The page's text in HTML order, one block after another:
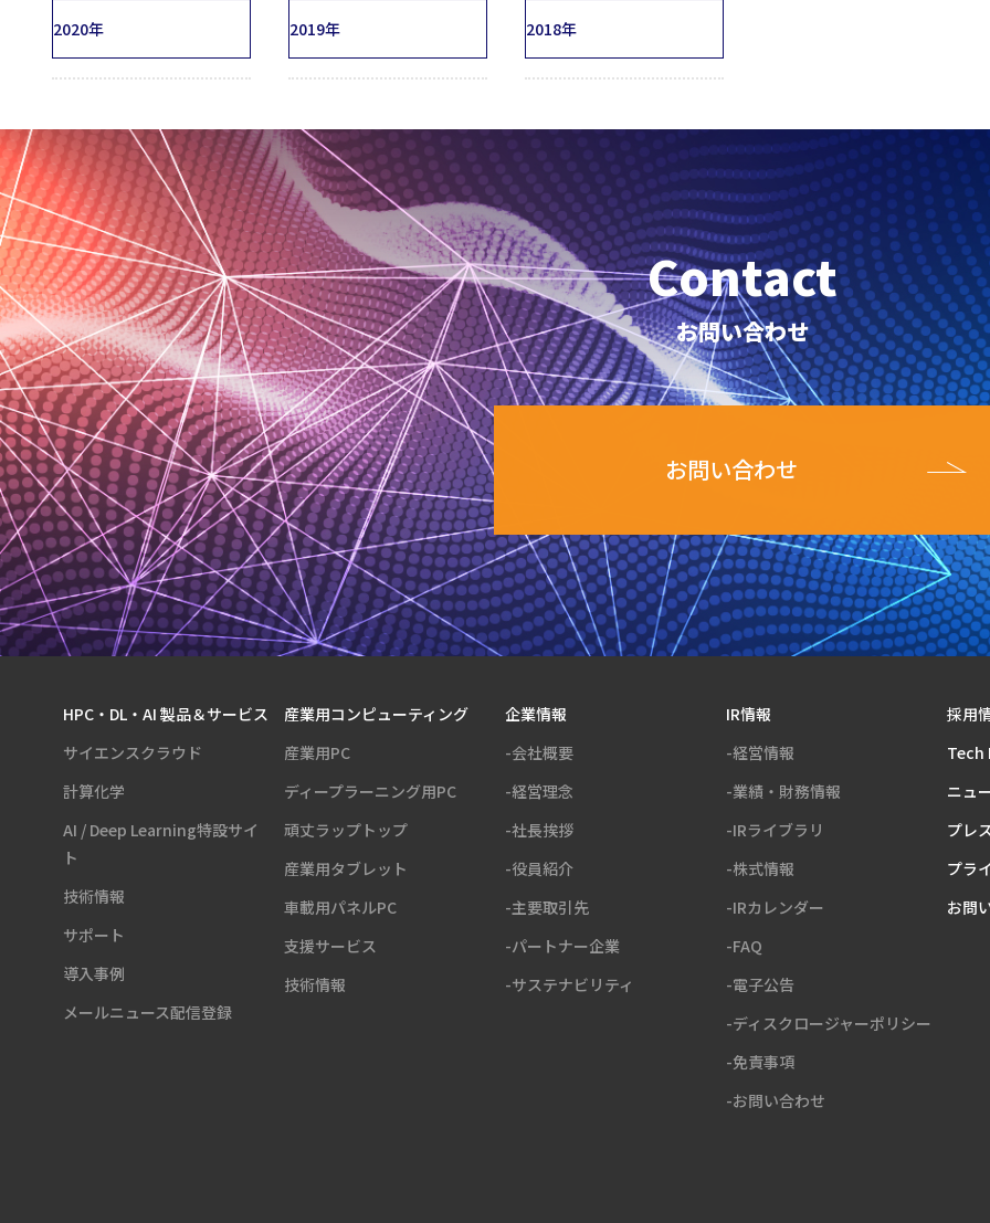
2020年 2019年 2018年
Contact
お問い合わせ
お問い合わせ
HPC・DL・AI 製品＆サービス
サイエンスクラウド
計算化学
AI / Deep Learning特設サイ
ト
技術情報
サポート
導入事例
メールニュース配信登録
産業用コンピューティング
産業用PC
ディープラーニング用PC
頑丈ラップトップ
産業用タブレット
車載用パネルPC
支援サービス
技術情報
企業情報
-会社概要
-経営理念
-社長挨拶
-役員紹介
-主要取引先
-パートナー企業
-サステナビリティ
IR情報
-経営情報
-業績・財務情報
-IRライブラリ
-株式情報
-IRカレンダー
-FAQ
-電子公告
-ディスクロージャーポリシー
-免責事項
-お問い合わせ
採用
Tech
ニュ
プレ
プラ
お問